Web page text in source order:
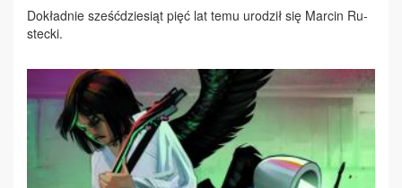
Do­kład­nie sześć­dzie­siąt pięć lat te­mu uro­dził się Mar­cin Ru­
stec­ki.